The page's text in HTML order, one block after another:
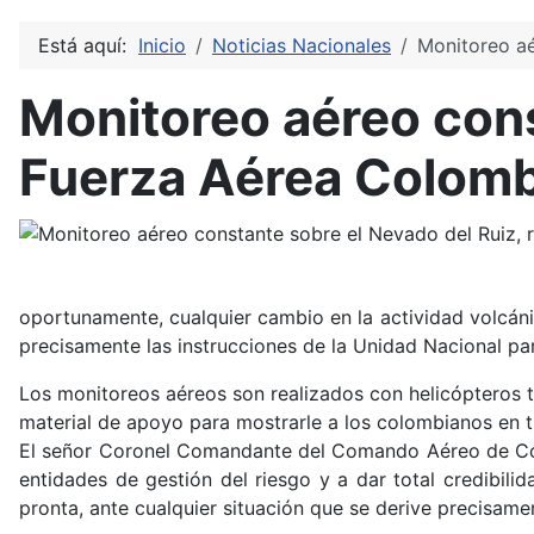
Está aquí: Inicio Noticias Nacionales Monitoreo
Monitoreo aéreo
Fuerza Aérea
oportunamente, cualquier cambio en la actividad
precisamente las instrucciones de la Unidad Nacional
Los monitoreos aéreos son realizados con
material de apoyo para mostrarle a los colombianos en
El señor Coronel Comandante del Comando Aéreo de
entidades de gestión del riesgo y a dar total
pronta, ante cualquier situación que se derive